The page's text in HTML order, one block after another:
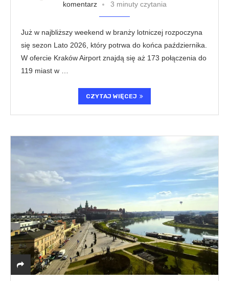
komentarz
3 minuty czytania
Już w najbliższy weekend w branży lotniczej rozpoczyna
się sezon Lato 2026, który potrwa do końca października.
W ofercie Kraków Airport znajdą się aż 173 połączenia do
119 miast w …
CZYTAJ WIĘCEJ